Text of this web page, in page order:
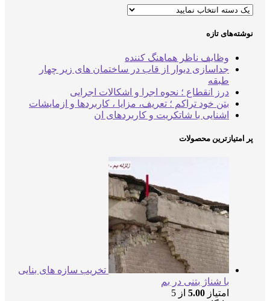
تازه
وظایف ناظر هماهنگ کننده
جداسازی دیوار از قاب در ساختمان های زیر چهار
درز انقطاع ؛ نحوه اجرا و اشکالات اجرایی
بتن خود تراکم ؛ تعریف، مزایا ، کاربردها و ازمایشات
اشنایی با شاتکریت و کاربردهای ان
محصولات
تخریب سازه های بنایی
با شناژ بتنی در بم
5.00از 5